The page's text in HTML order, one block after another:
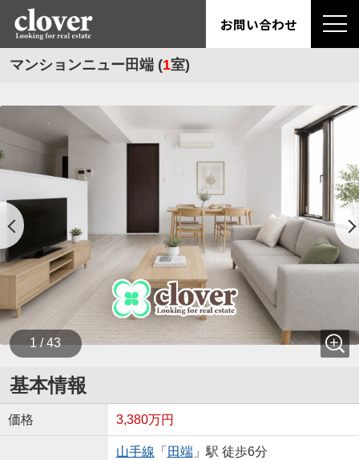
お問い合わせ
マンションニュー田端 (1室)
1 / 43
基本情報
価格 3,380万円
山手線 「 田端」駅 徒歩6分